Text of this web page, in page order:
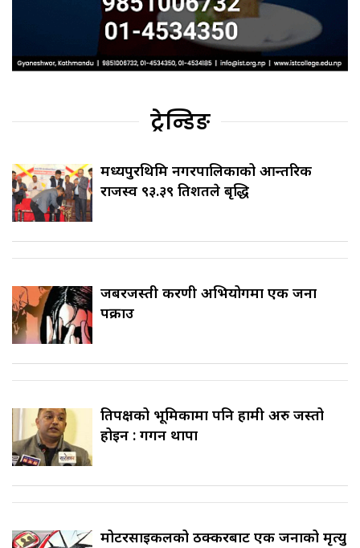
ट्रेन्डिङ
मध्यपुरथिमि नगरपालिकाको आन्तरिक
राजस्व ९३.३९ प्रतिशतले बृद्धि
जबरजस्ती करणी अभियोगमा एक जना
पक्राउ
प्रतिपक्षको भूमिकामा पनि हामी अरु जस्तो
होइन : गगन थापा
मोटरसाइकलको ठक्करबाट एक जनाको मृत्यु